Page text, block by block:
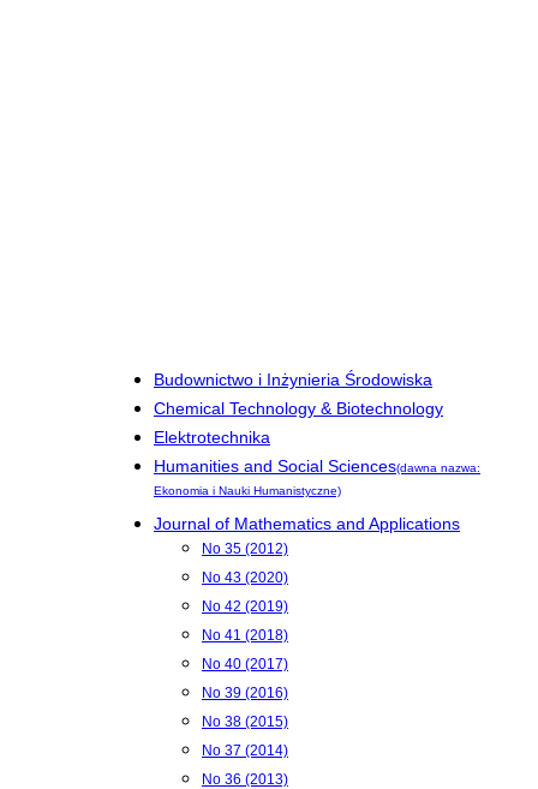
Budownictwo i Inżynieria Środowiska
Chemical Technology & Biotechnology
Elektrotechnika
Humanities and Social Sciences(dawna nazwa:
Ekonomia i Nauki Humanistyczne)
Journal of Mathematics and Applications
No 35 (2012)
No 43 (2020)
No 42 (2019)
No 41 (2018)
No 40 (2017)
No 39 (2016)
No 38 (2015)
No 37 (2014)
No 36 (2013)